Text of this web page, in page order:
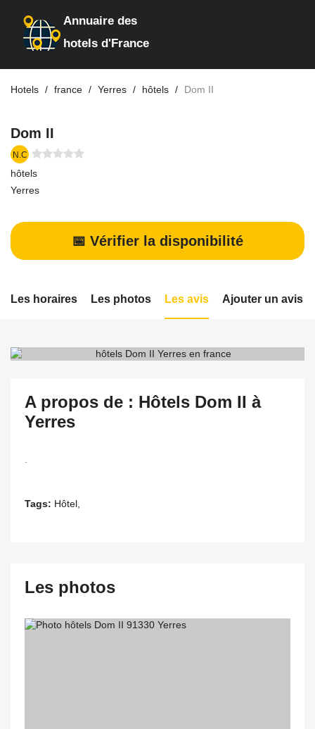
Annuaire des
hotels d'France
Hotels france Yerres hôtels Dom II
Dom II
N.C
hôtels
Yerres
📅 Vérifier la disponibilité
Les horaires Les photos Les avis Ajouter un avis
A propos de : Hôtels Dom II à
Yerres
Tags: Hôtel,
Les photos